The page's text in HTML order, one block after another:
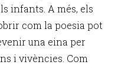
infants. A més, els
com la poesia pot
una eina per
i vivències. Com